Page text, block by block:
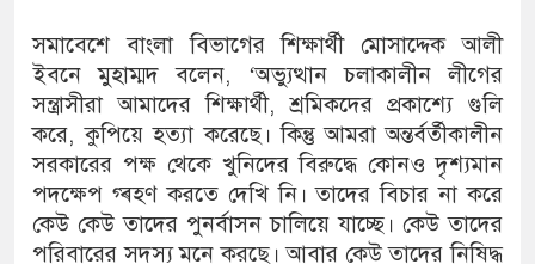
সমাবেশে বাংলা বিভাগের শিক্ষার্থী মোসাদ্দেক আলী
ইবনে মুহাম্মদ বলেন, ‘অভ্যুত্থান চলাকালীন লীগের
সন্ত্রাসীরা আমাদের শিক্ষার্থী, শ্রমিকদের প্রকাশ্যে গুলি
করে, কুপিয়ে হত্যা করেছে। কিন্তু আমরা অন্তর্বর্তীকালীন
সরকারের পক্ষ থেকে খুনিদের বিরুদ্ধে কোনও দৃশ্যমান
পদক্ষেপ গ্ৰহণ করতে দেখি নি। তাদের বিচার না করে
কেউ কেউ তাদের পুনর্বাসন চালিয়ে যাচ্ছে। কেউ তাদের
পরিবারের সদস্য মনে করছে। আবার কেউ তাদের নিষিদ্ধ